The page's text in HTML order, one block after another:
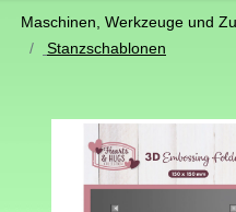
Maschinen, Werkzeuge und
Stanzschablonen